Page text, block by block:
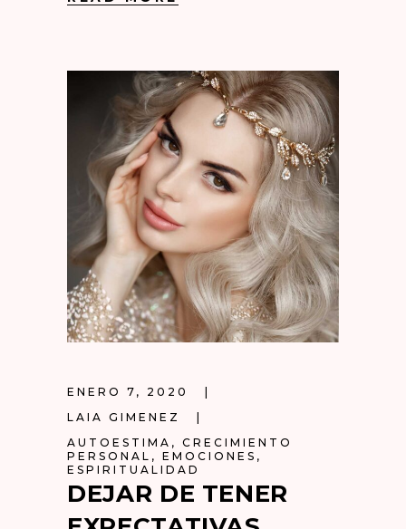
ENERO 7, 2020
LAIA GIMENEZ
AUTOESTIMA , CRECIMIENTO
PERSONAL , EMOCIONES ,
ESPIRITUALIDAD
DEJAR DE TENER